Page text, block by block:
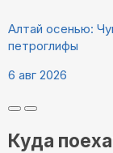
Алтай осенью:
петроглифы
6 авг 2026
Куда